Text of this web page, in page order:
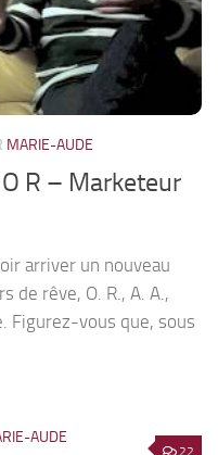
MARIE-AUDE
R – Marketeur
arriver un nouveau
de rêve, O. R., A. A.,
Figurez-vous que, sous
22
AUDE